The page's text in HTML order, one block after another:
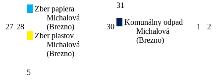
27 28
Zber papiera
Michalová
(Brezno)
Zber plastov
Michalová
(Brezno)
30
31
Komunálny odpad
Michalová
(Brezno)
1 2
5